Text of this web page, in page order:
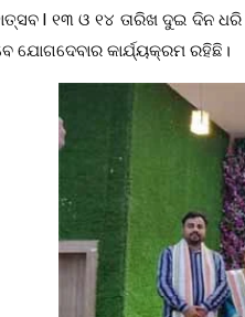
l ୧୩ ଓ ୧୪ ତାରିଖ ଦୁଇ ଦିନ ଧରି
ଯୋଗଦେବାର କାର୍ଯ୍ୟକ୍ରମ ରହିଛି।